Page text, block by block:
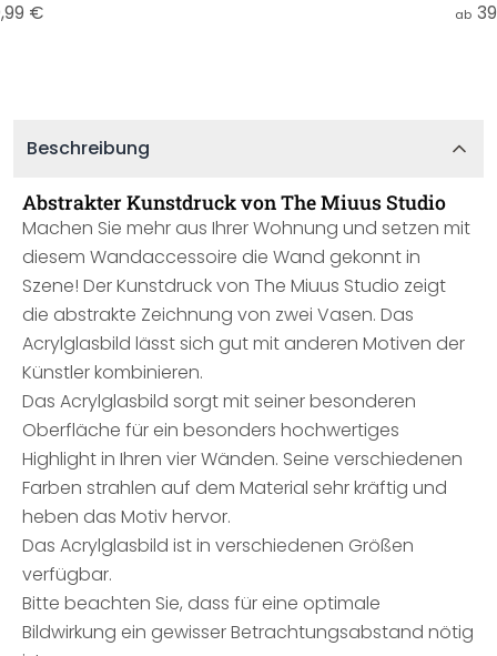
€
ab
Beschreibung
Abstrakter Kunstdruck von The Miuus Studio
Machen Sie mehr aus Ihrer Wohnung und setzen mit
diesem Wandaccessoire die Wand gekonnt in
Szene! Der Kunstdruck von The Miuus Studio zeigt
die abstrakte Zeichnung von zwei Vasen. Das
Acrylglasbild lässt sich gut mit anderen Motiven der
Künstler kombinieren.
Das Acrylglasbild sorgt mit seiner besonderen
Oberfläche für ein besonders hochwertiges
Highlight in Ihren vier Wänden. Seine verschiedenen
Farben strahlen auf dem Material sehr kräftig und
heben das Motiv hervor.
Das Acrylglasbild ist in verschiedenen Größen
verfügbar.
Bitte beachten Sie, dass für eine optimale
Bildwirkung ein gewisser Betrachtungsabstand nötig